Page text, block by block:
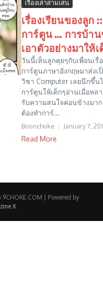
เรื่องเล่าสามเสน
เรื่องเรียนของลูก
การ์ตูน … การบ้าน
เอาตัวอย่างมาให้
วันนี้เห็นลูกคุยๆกับเพื่อนเรื่
การ์ตูนภาษาอังกฤษมาส่งเ
วิชา Computer เลยนึกขึ้น
การ์ตูนให้เด็กๆอ่านเมื่อหล
รับความสนใจค่อนข้างมา
ต้องทำการ์...
Boonchoke January 7,
Read More
| Powered by
X